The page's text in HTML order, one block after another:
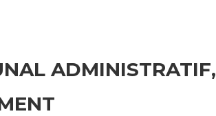
ADMINISTRATIF,